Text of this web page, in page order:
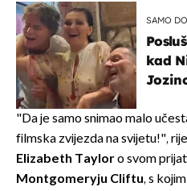
SAMO
kad
"Da je samo snimao malo
filmska zvijezda na svijetu!",
Elizabeth Tayloro svom
Montgomeryju Cliftu, s